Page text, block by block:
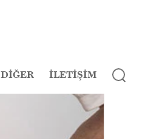
DİĞER İLETİŞİM